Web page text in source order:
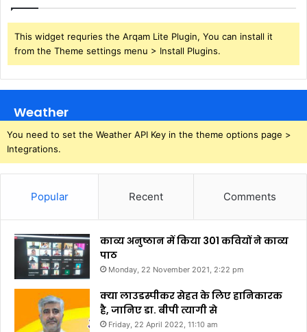
This widget requries the Arqam Lite Plugin, You can install it
from the Theme settings menu > Install Plugins.
Weather
You need to set the Weather API Key in the theme options page >
Integrations.
Popular Recent Comments
काव्य अनुष्ठान में किया 301 कवियों ने काव्य
पाठ
Monday, 22 November 2021, 2:22 pm
क्या लाउडस्पीकर सेहत के लिए हानिकारक
है, जानिए डा. बीपी त्यागी से
Friday, 22 April 2022, 11:10 am